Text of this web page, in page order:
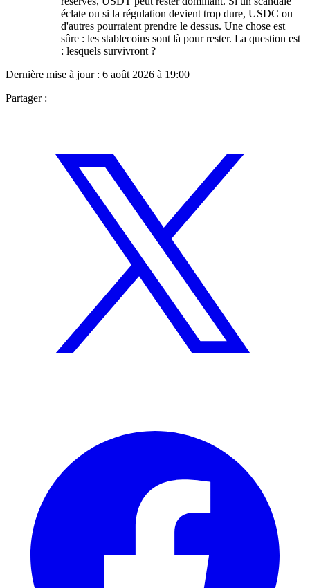
éclate ou si la régulation devient trop dure, USDC ou
d'autres pourraient prendre le dessus. Une chose est
sûre : les stablecoins sont là pour rester. La question est
: lesquels survivront ?
Dernière mise à jour : 6 août 2026 à 19:00
Partager :